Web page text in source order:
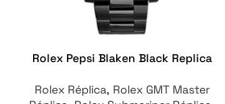
Rolex Pepsi Blaken Black Replica
Rolex Réplica, Rolex GMT Master